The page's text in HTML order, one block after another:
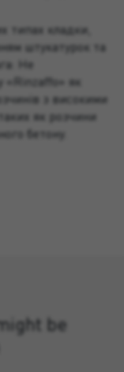
типах кладки,
штукатурок та
Не
«Rinzaffo» як
з високими
як розчини
бетону.
be